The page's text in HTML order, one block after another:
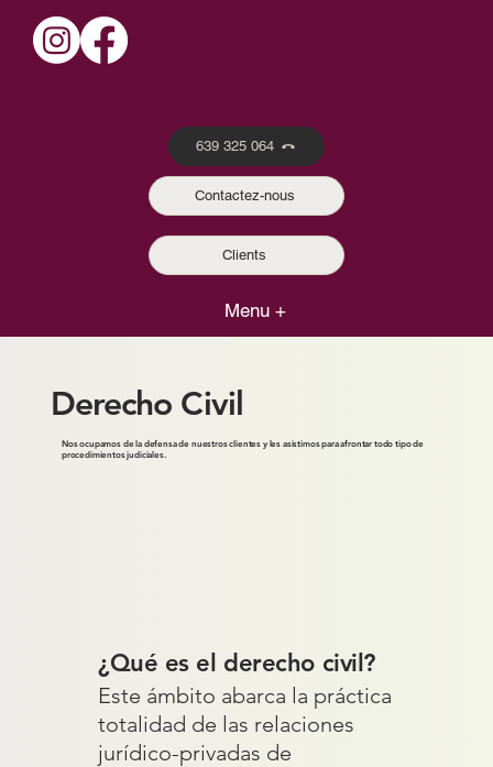
639 325 064
Contactez-nous
Clients
Menu +
Derecho Civil
Nos ocupamos de la defensa de nuestros clientes y les asistimos para afrontar todo tipo de
procedimientos judiciales.
¿Qué es el derecho civil?
Este ámbito abarca la práctica
totalidad de las relaciones
jurídico-privadas de